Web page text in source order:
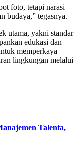
foto, tetapi narasi
budaya,” tegasnya.
utama, yakni standar
edukasi dan
memperkaya
lingkungan melalui
Talenta,